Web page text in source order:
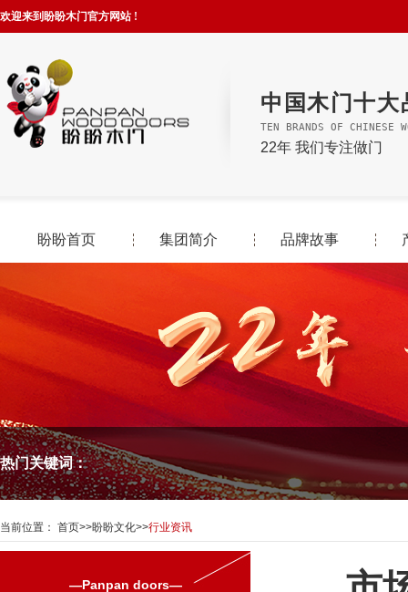
欢迎来到盼盼木门官方网站 !
中国木门十大
TEN BRANDS OF CHINESE
22年 我们专注做门
盼盼首页 集团简介 品牌故事
热门关键词：
当前位置： 首页>>盼盼文化>>行业资讯
—Panpan doors—